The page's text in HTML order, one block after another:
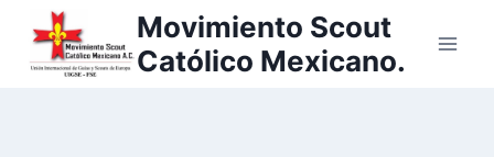
contenido
Movimiento Scout
Católico Mexicano.